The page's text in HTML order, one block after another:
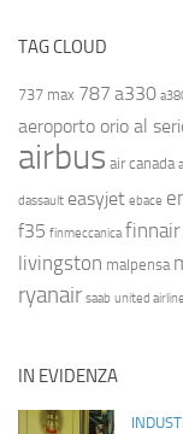
TAG CLOUD
737 max 787 a330
aeroporto orio al
airbus air canada
dassault easyjet ebace
f35 finmeccanica finnair
livingston malpensa
ryanair saab united
IN EVIDENZA